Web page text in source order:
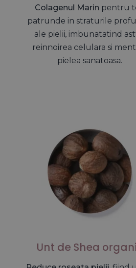
Colagenul Marin pentru
patrunde in straturile
ale pielii, imbunatatind
reinnoirea celulara si
pielea sanatoasa.
Unt de Shea